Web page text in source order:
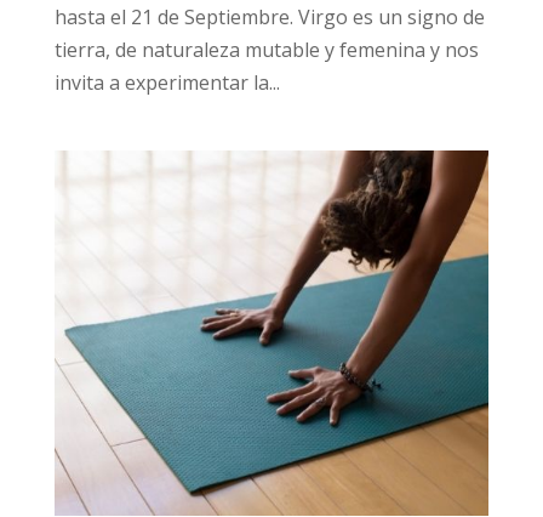
hasta el 21 de Septiembre. Virgo es un signo de
tierra, de naturaleza mutable y femenina y nos
invita a experimentar la...